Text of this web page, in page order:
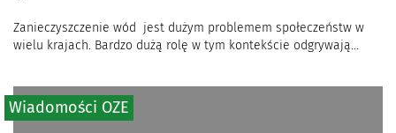
Zanieczyszczenie wód jest dużym problemem społeczeństw w
wielu krajach. Bardzo dużą rolę w tym kontekście odgrywają...
Wiadomości OZE